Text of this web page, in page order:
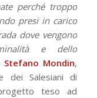
perché troppo
presi in carico
dove vengono
e dello
Stefano Mondin,
dei Salesiani di
teso ad